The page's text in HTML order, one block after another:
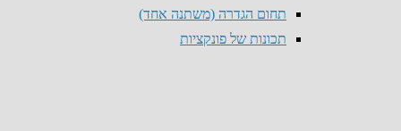
תחום הגדרה (משתנה אחד)
תכונות של פונקציות